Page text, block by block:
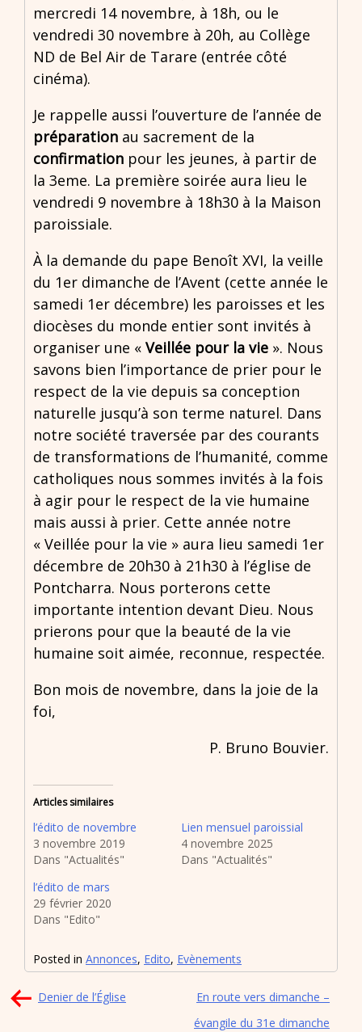
mercredi 14 novembre, à 18h, ou le
vendredi 30 novembre à 20h, au Collège
ND de Bel Air de Tarare (entrée côté
cinéma).
Je rappelle aussi l’ouverture de l’année de
préparation au sacrement de la
confirmation pour les jeunes, à partir de
la 3eme. La première soirée aura lieu le
vendredi 9 novembre à 18h30 à la Maison
paroissiale.
À la demande du pape Benoît XVI, la veille
du 1er dimanche de l’Avent (cette année le
samedi 1er décembre) les paroisses et les
diocèses du monde entier sont invités à
organiser une « Veillée pour la vie ». Nous
savons bien l’importance de prier pour le
respect de la vie depuis sa conception
naturelle jusqu’à son terme naturel. Dans
notre société traversée par des courants
de transformations de l’humanité, comme
catholiques nous sommes invités à la fois
à agir pour le respect de la vie humaine
mais aussi à prier. Cette année notre
« Veillée pour la vie » aura lieu samedi 1er
décembre de 20h30 à 21h30 à l’église de
Pontcharra. Nous porterons cette
importante intention devant Dieu. Nous
prierons pour que la beauté de la vie
humaine soit aimée, reconnue, respectée.
Bon mois de novembre, dans la joie de la
foi,
P. Bruno Bouvier.
Articles similaires
l’édito de novembre
3 novembre 2019
Dans "Actualités"
Lien mensuel paroissial
4 novembre 2025
Dans "Actualités"
l’édito de mars
29 février 2020
Dans "Edito"
Posted in Annonces, Edito, Evènements
Navigation
Denier de l’Église
En route vers dimanche –
évangile du 31e dimanche